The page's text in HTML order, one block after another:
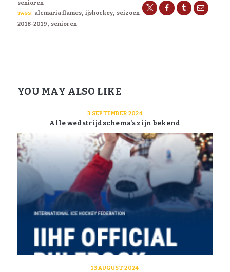
senioren
TAGS: alcmaria flames, ijshockey, seizoen
2018-2019, senioren
YOU MAY ALSO LIKE
3 SEPTEMBER 2024
Alle wedstrijdschema’s zijn bekend
13 AUGUST 2024